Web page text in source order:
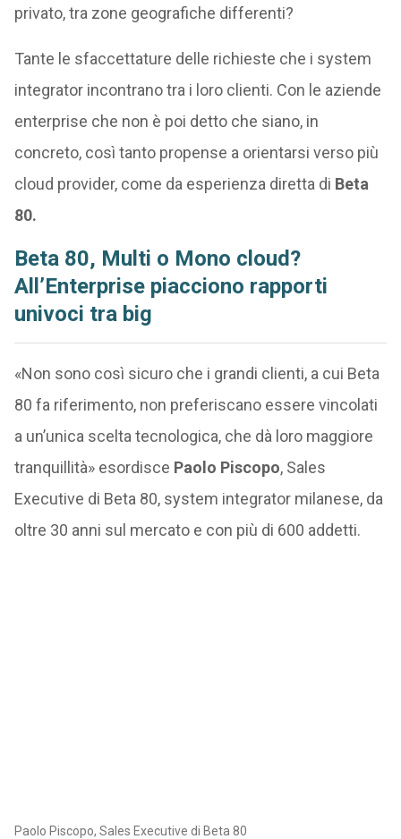
privato, tra zone geografiche differenti?
Tante le sfaccettature delle richieste che i system
integrator incontrano tra i loro clienti. Con le aziende
enterprise che non è poi detto che siano, in
concreto, così tanto propense a orientarsi verso più
cloud provider, come da esperienza diretta di Beta
80.
Beta 80, Multi o Mono cloud?
All’Enterprise piacciono rapporti
univoci tra big
«Non sono così sicuro che i grandi clienti, a cui Beta
80 fa riferimento, non preferiscano essere vincolati
a un’unica scelta tecnologica, che dà loro maggiore
tranquillità» esordisce Paolo Piscopo, Sales
Executive di Beta 80, system integrator milanese, da
oltre 30 anni sul mercato e con più di 600 addetti.
Paolo Piscopo, Sales Executive di Beta 80